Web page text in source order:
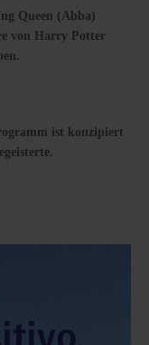
Queen (Abba)
von Harry Potter
ist konzipiert